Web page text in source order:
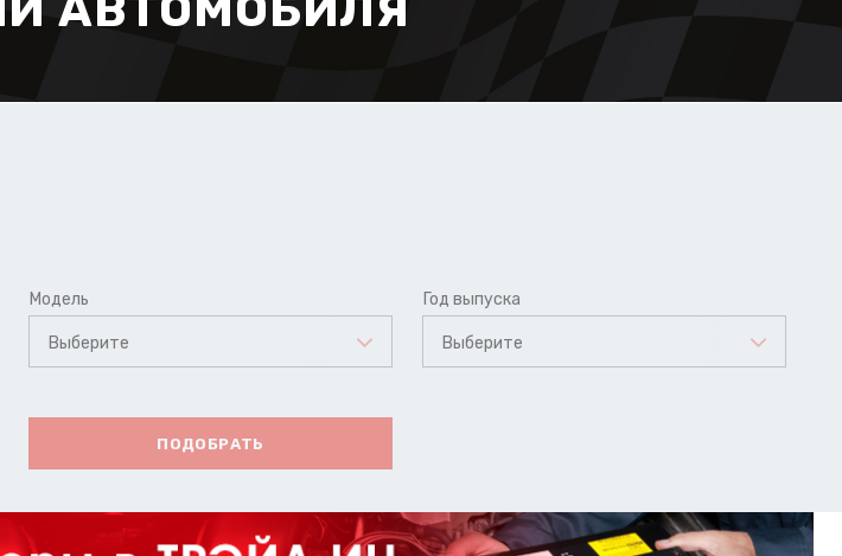
Модель
Выберите
Год выпуска
Выберите
ПОДОБРАТЬ